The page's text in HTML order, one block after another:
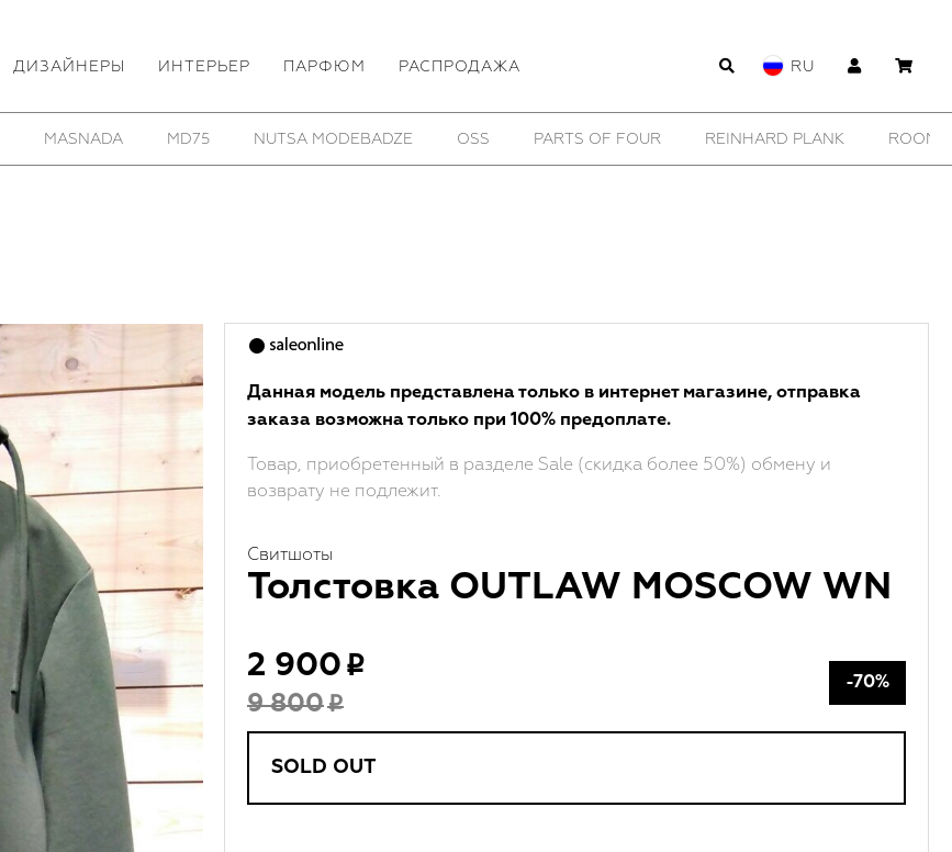
ДИЗАЙНЕРЫ ИНТЕРЬЕР ПАРФЮМ РАСПРОДАЖА RU
MASNADA MD75 NUTSA MODEBADZE OSS PARTS OF FOUR REINHARD PLANK
Данная модель представлена только в интернет магазине, отправка
заказа возможна только при 100% предоплате.
Товар, приобретенный в разделе Sale (скидка более 50%) обмену и
возврату не подлежит.
Свитшоты
Толстовка OUTLAW MOSCOW WN
2 900
9 800
-70%
SOLD OUT